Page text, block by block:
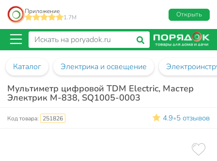
Приложение
1.7M
Открыть
Каталог Электрика и освещение
Мультиметр цифровой TDM Electric, Мастер
Электрик М-838, SQ1005-0003
Код товара: 251826 4.9•5 отзывов